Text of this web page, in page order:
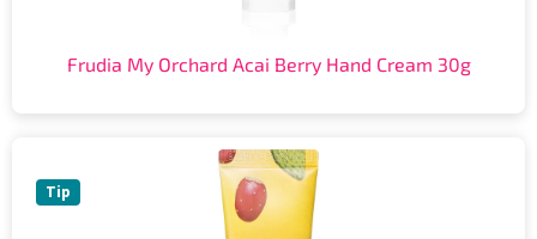
Frudia My Orchard Acai Berry Hand Cream 30g
Tip